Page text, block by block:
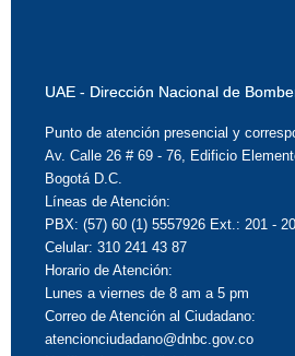
UAE - Dirección Nacional de
Punto de atención presencial y
Av. Calle 26 # 69 - 76, Edificio
Bogotá D.C.
Líneas de Atención:
PBX: (57) 60 (1) 5557926 Ext.: 201 -
Celular: 310 241 43 87
Horario de Atención:
Lunes a viernes de 8 am a 5 pm
Correo de Atención al Ciudadano:
atencionciudadano@dnbc.gov.co